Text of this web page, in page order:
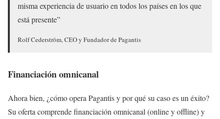
misma experiencia de usuario en todos los países en los que
está presente”
Rolf Cederström, CEO y Fundador de Pagantis
Financiación omnicanal
Ahora bien, ¿cómo opera Pagantis y por qué su caso es un éxito?
Su oferta comprende financiación omnicanal (online y offline) y